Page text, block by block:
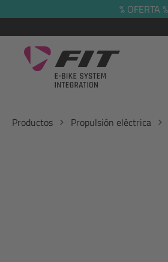
Saltar a la navegación
%
Productos Propulsión eléctrica